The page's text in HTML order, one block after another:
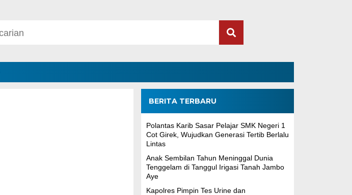
BERITA TERBARU
Polantas Karib Sasar Pelajar SMK Negeri 1
Cot Girek, Wujudkan Generasi Tertib Berlalu
Lintas
Anak Sembilan Tahun Meninggal Dunia
Tenggelam di Tanggul Irigasi Tanah Jambo
Aye
Kapolres Pimpin Tes Urine dan